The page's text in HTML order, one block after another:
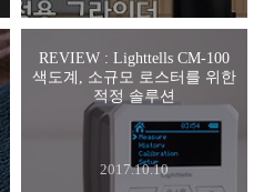
REVIEW : Lighttells CM-100
색도계, 소규모 로스터를 위한
적정 솔루션
2017.10.10